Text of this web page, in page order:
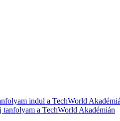
a TechWorld Akadémián